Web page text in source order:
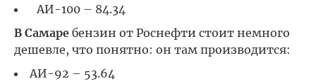
АИ-100 – 84.34
В Самаре бензин от Роснефти стоит немного
дешевле, что понятно: он там производится:
АИ-92 – 53.64